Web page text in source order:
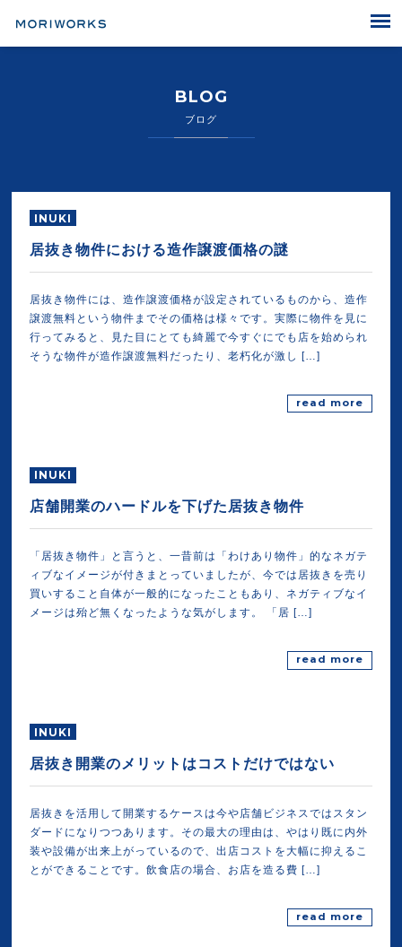
MORIWORKS
BLOG
ブログ
INUKI
居抜き物件における造作譲渡価格の謎
居抜き物件には、造作譲渡価格が設定されているものから、造作
譲渡無料という物件までその価格は様々です。実際に物件を見に
行ってみると、見た目にとても綺麗で今すぐにでも店を始められ
そうな物件が造作譲渡無料だったり、老朽化が激し […]
read more
INUKI
店舗開業のハードルを下げた居抜き物件
「居抜き物件」と言うと、一昔前は「わけあり物件」的なネガテ
ィブなイメージが付きまとっていましたが、今では居抜きを売り
買いすること自体が一般的になったこともあり、ネガティブなイ
メージは殆ど無くなったような気がします。 「居 […]
read more
INUKI
居抜き開業のメリットはコストだけではない
居抜きを活用して開業するケースは今や店舗ビジネスではスタン
ダードになりつつあります。その最大の理由は、やはり既に内外
装や設備が出来上がっているので、出店コストを大幅に抑えるこ
とができることです。飲食店の場合、お店を造る費 […]
read more